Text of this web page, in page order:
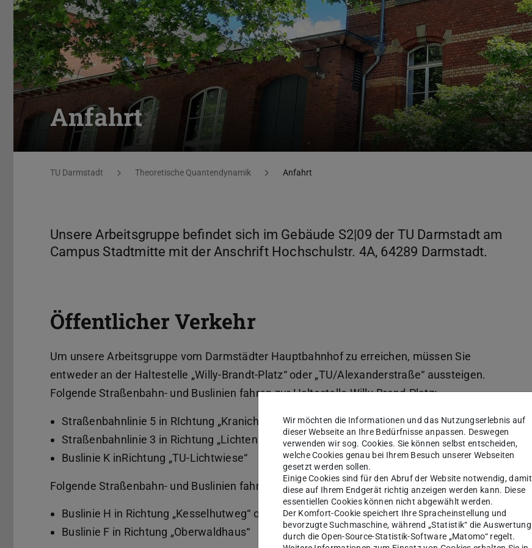
Anfahrt
Sie befinden sich hier:
TU Darmstadt Theoretische Quantendynamik Anfahrt
Unsere Arbeitsgruppe befindet sich im Gebäude S2|09 der TU Darmstadt am
Campus Stadtmitte mit der Anschrift Hochschulstr. 4A, 64289 Darmstadt.
Öffentlicher Verkehr
Um unsere Arbeitsgruppe vom Darmstädter Hauptbahnhof zu erreichen, müssen Sie
entweder an der Haltestelle „Willy-Brandt-Platz“ oder „TU/Alexanderstraße“ aussteigen.
Folgende Straßenbahn- und Buslinien fahren zur Haltestelle Willy-Brand-Platz:
Straßenbahnlinie 5 in RIchtung „Kranichstein Bahnhof“
Straßenbahnlinie 3 in Richtung „Lichtenbergschule“
Buslinie K inRichtung „TU-Lichtwiese“
Folgende Straßenbahn- und Buslinien fahren zur Haltestelle TU/Alexanderstraße:
Buslinie H in Richtung „Kesselhutweg“ oder „Alfred-Messel-Weg“
Buslinie F in Richtung „Oberwaldhaus“
Wir möchten die Informationen und das Nutzungserlebnis auf
dieser Webseite an Ihre Bedürfnisse anpassen. Deswegen
verwenden wir sog. Cookies. Sie können selbst entscheiden,
welche Cookies genau bei Ihrem Besuch unserer Webseiten
gesetzt werden sollen.
Einige Cookies sind für den Abruf der Website notwendig, damit
diese auf Ihrem Endgerät richtig anzeigen werden kann. Diese
essentiellen Cookies können nicht abgewählt werden.
Der Komfort-Cookie speichert Ihre Spracheinstellung und
bevorzugte Suchmaschine, während „Statistik“ die Auswertung
durch die Open-Source-Statistik-Software „Matomo“ regelt.